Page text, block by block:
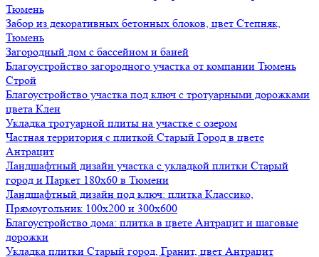
Тюмень
Забор из декоративных бетонных блоков, цвет Степняк,
Тюмень
Загородный дом с бассейном и баней
Благоустройство загородного участка от компании Тюмень
Строй
Благоустройство участка под ключ с тротуарными дорожками
цвета Клен
Укладка тротуарной плиты на участке с озером
Частная территория с плиткой Старый Город в цвете
Антрацит
Ландшафтный дизайн участка с укладкой плитки Старый
город и Паркет 180х60 в Тюмени
Ландшафтный дизайн под ключ: плитка Классико,
Прямоугольник 100х200 и 300х600
Благоустройство дома: плитка в цвете Антрацит и шаговые
дорожки
Укладка плитки Старый город, Гранит, цвет Антрацит